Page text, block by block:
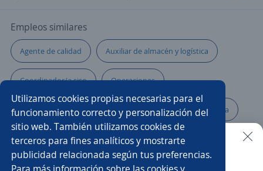
Utilizamos cookies propias necesarias para el
funcionamiento correcto y personalización del
sitio web. También utilizamos cookies de
terceros para fines analíticos y mostrarte
publicidad relacionada según tus preferencias.
Empleos similares
Agente de calidad Auxiliar de almacén y logística
Coordinador/a siso Operaciones
Operario/a de producción Albañil Empacador/a
Analista de gestión humana Orientación
Operarios de producción Auxiliares de producción
Buscar es más fácil en la app